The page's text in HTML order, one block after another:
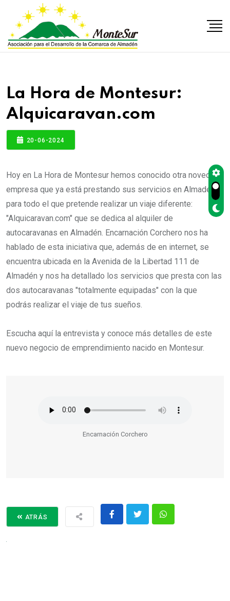
La Hora de Montesur:
Alquicaravan.com
20-06-2024
Hoy en La Hora de Montesur hemos conocido otra novedosa
empresa que ya está prestando sus servicios en Almadén
para todo el que pretende realizar un viaje diferente:
"Alquicaravan.com" que se dedica al alquiler de
autocaravanas en Almadén. Encarnación Corchero nos ha
hablado de esta iniciativa que, además de en internet, se
encuentra ubicada en la Avenida de la Libertad 111 de
Almadén y nos ha detallado los servicios que presta con las
dos autocaravanas "totalmente equipadas" con la que
podrás realizar el viaje de tus sueños.
Escucha aquí la entrevista y conoce más detalles de este
nuevo negocio de emprendimiento nacido en Montesur.
Encarnación Corchero
ATRÁS